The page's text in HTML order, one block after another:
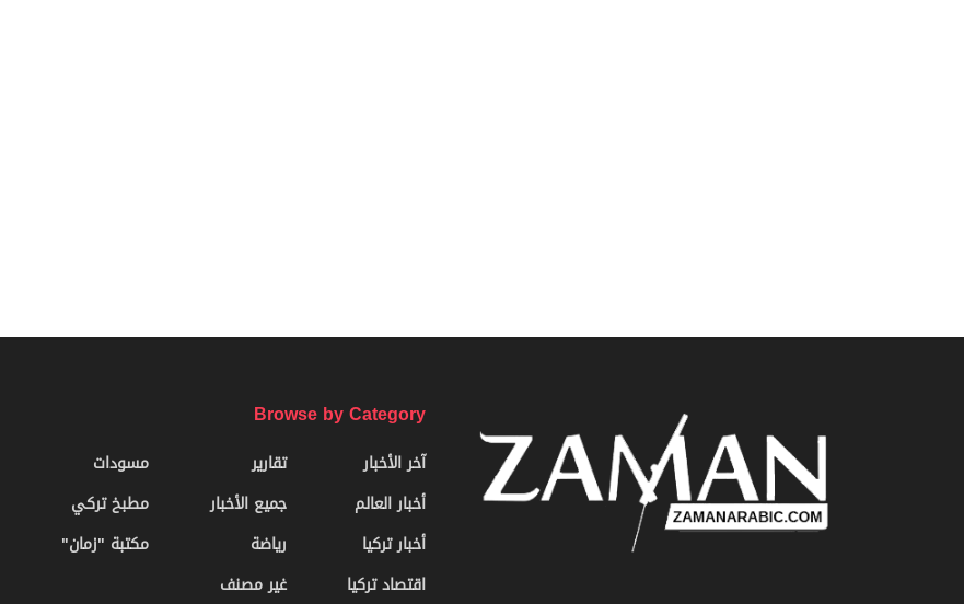
Browse by Category
آخر الأخبار
أخبار العالم
أخبار تركيا
اقتصاد تركيا
تقارير
جميع الأخبار
رياضة
غير مصنف
مسودات
مطبخ تركي
مكتبة "زمان"